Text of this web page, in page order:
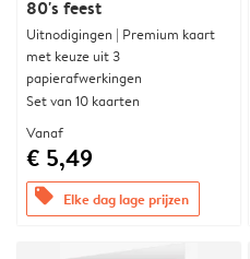
80's feest
Uitnodigingen | Premium kaart
met keuze uit 3
papierafwerkingen
Set van 10 kaarten
Vanaf
€ 5,49
offers Elke dag lage prijzen